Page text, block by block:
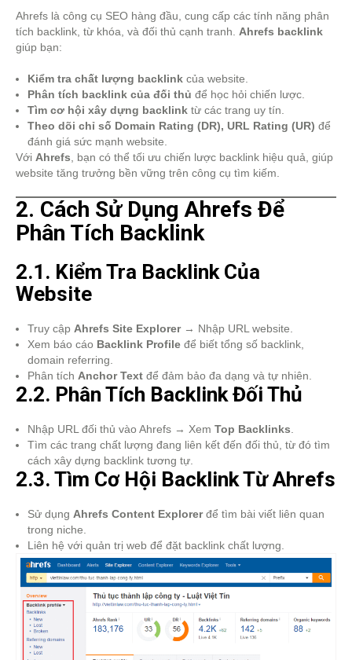
Ahrefs là công cụ SEO hàng đầu, cung cấp các tính năng phân
tích backlink, từ khóa, và đối thủ cạnh tranh. Ahrefs backlink
giúp bạn:
Kiểm tra chất lượng backlink của website.
Phân tích backlink của đối thủ để học hỏi chiến lược.
Tìm cơ hội xây dựng backlink từ các trang uy tín.
Theo dõi chỉ số Domain Rating (DR), URL Rating (UR) để
đánh giá sức mạnh website.
Với Ahrefs , bạn có thể tối ưu chiến lược backlink hiệu quả, giúp
website tăng trưởng bền vững trên công cụ tìm kiếm.
2. Cách Sử Dụng Ahrefs Để
Phân Tích Backlink
2.1. Kiểm Tra Backlink Của
Website
Truy cập Ahrefs Site Explorer→ Nhập URL website.
Xem báo cáo Backlink Profile để biết tổng số backlink,
domain referring.
Phân tích Anchor Text để đảm bảo đa dạng và tự nhiên.
2.2. Phân Tích Backlink Đối Thủ
Nhập URL đối thủ vào Ahrefs → Xem Top Backlinks
Tìm các trang chất lượng đang liên kết đến đối thủ, từ đó tìm
cách xây dựng backlink tương tự.
2.3. Tìm Cơ Hội Backlink Từ Ahrefs
Sử dụng Ahrefs Content Explorerđể tìm bài viết liên quan
trong niche.
Liên hệ với quản trị web để đặt backlink chất lượng.